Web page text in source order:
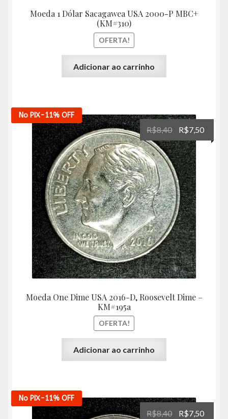
Moeda 1 Dólar Sacagawea USA 2000-P MBC+
(KM#310)
OFERTA!
Adicionar ao carrinho
No PIX-11% OFF
Moeda One Dime USA 2016-D, Roosevelt Dime –
KM#195a
OFERTA!
R$8,40
O
preço
original
era:
R$8,40.
R$7,50O
preço
Adicionar ao carrinho
No PIX-11% OFF
R$8,40
OR$7,50O